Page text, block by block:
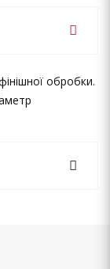
обробки.